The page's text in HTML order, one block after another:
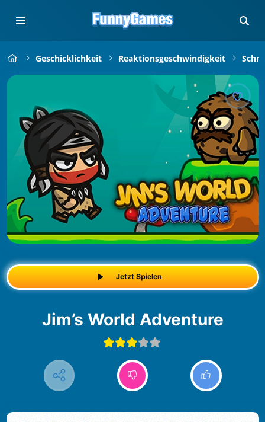
Geschicklichkeit Reaktionsgeschwindigkeit
Jetzt Spielen
Jim’s World Adventure